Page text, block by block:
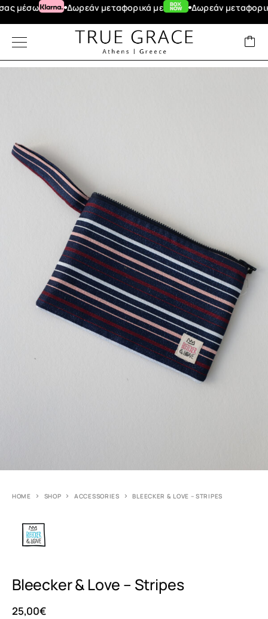
Δωρεάν μεταφορικά με Δωρεάν μεταφορικά για
HOME SHOP ACCESSORIES BLEECKER & LOVE – STRIPES
Bleecker & Love – Stripes
25,00€